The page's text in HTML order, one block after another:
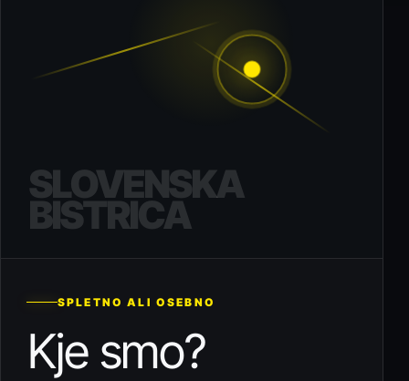
SLOVENSKA
BISTRICA
SPLETNO ALI OSEBNO
Kje smo?